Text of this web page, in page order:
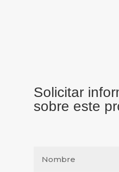
Solicitar
sobre este